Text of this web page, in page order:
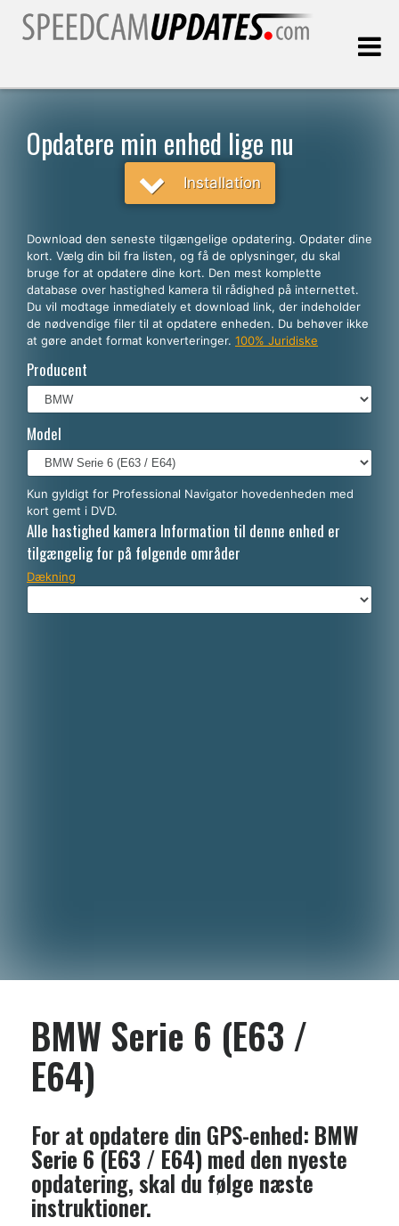
Dansk
English
Español
Deutsch
Italiano
Polski
Nederlands
Opdatere min enhed lige nu
Installation
Download den seneste tilgængelige opdatering. Opdater dine
kort. Vælg din bil fra listen, og få de oplysninger, du skal
bruge for at opdatere dine kort. Den mest komplette
database over hastighed kamera til rådighed på internettet.
Du vil modtage inmediately et download link, der indeholder
de nødvendige filer til at opdatere enheden. Du behøver ikke
at gøre andet format konverteringer. 100% Juridiske
Producent
Model
Kun gyldigt for Professional Navigator hovedenheden med
kort gemt i DVD.
Alle hastighed kamera Information til denne enhed er
tilgængelig for på følgende områder
Dækning
BMW Serie 6 (E63 /
E64)
For at opdatere din GPS-enhed: BMW
Serie 6 (E63 / E64) med den nyeste
opdatering, skal du følge næste
instruktioner.